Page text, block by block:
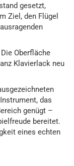
gesetzt,
Ziel, den Flügel
Oberfläche
Klavierlack neu
das
genügt –
bereitet.
eines echten